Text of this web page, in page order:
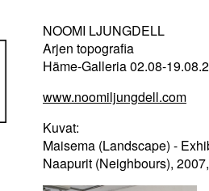
NOOMI LJUNGDELL
Arjen topografia
Häme-Galleria 02.08-
www.noomiljungdell.com
Kuvat:
Maisema (Landscape) -
Naapurit (Neighbours),